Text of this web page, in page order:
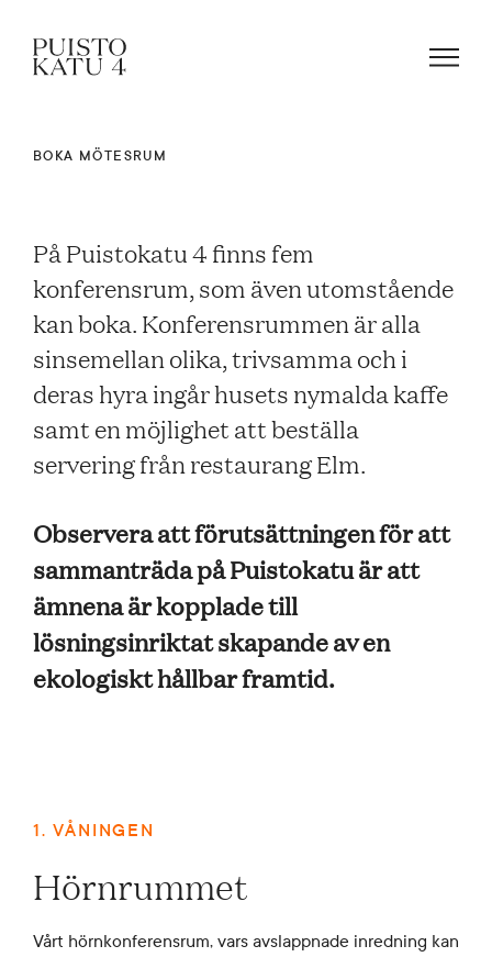
Boka mötesrum!
FAQ
SME
BOKA MÖTESRUM
På Puistokatu 4 finns fem
konferensrum, som även utomstående
kan boka. Konferensrummen är alla
sinsemellan olika, trivsamma och i
deras hyra ingår husets nymalda kaffe
samt en möjlighet att beställa
servering från restaurang Elm.
Observera att förutsättningen för att
sammanträda på Puistokatu är att
ämnena är kopplade till
lösningsinriktat skapande av en
ekologiskt hållbar framtid.
1. VÅNINGEN
Hörnrummet
Vårt hörnkonferensrum, vars avslappnade inredning kan